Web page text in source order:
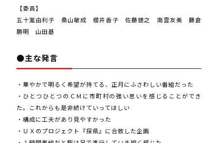
【委員】
五十嵐由利子 桑山敏成 櫻井香子 佐藤健之 南雲友美 藤倉
勝明 山田基
●主な発言
・華やかで明るく希望が持てる、正月にふさわしい番組だった
・ひとつひとつのＣＭに市町村の強い思いを感じることができ
た。これからも是非続けていってほしい
・構成に工夫があり見やすかった
・ＵＸのプロジェクト『探県』に合致した企画